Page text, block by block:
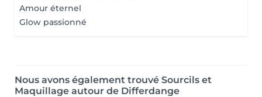
Amour éternel
Glow passionné
Nous avons également trouvé Sourcils et
Maquillage autour de Differdange